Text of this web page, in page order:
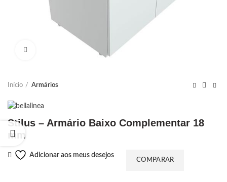
Início Armários
Stilus – Armário Baixo Complementar 18
mm
Adicionar aos meus desejos
COMPARAR